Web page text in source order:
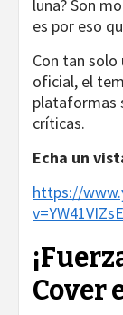
luna? Son
es por eso
Con tan solo
oficial, el
plataformas
críticas.
Echa un
https://
Cover